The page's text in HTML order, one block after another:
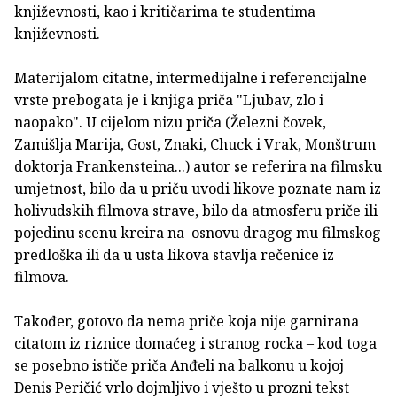
književnosti, kao i kritičarima te studentima
književnosti.
Materijalom citatne, intermedijalne i referencijalne
vrste prebogata je i knjiga priča "Ljubav, zlo i
naopako". U cijelom nizu priča (Železni čovek,
Zamišlja Marija, Gost, Znaki, Chuck i Vrak, Monštrum
doktorja Frankensteina...) autor se referira na filmsku
umjetnost, bilo da u priču uvodi likove poznate nam iz
holivudskih filmova strave, bilo da atmosferu priče ili
pojedinu scenu kreira na osnovu dragog mu filmskog
predloška ili da u usta likova stavlja rečenice iz
filmova.
Također, gotovo da nema priče koja nije garnirana
citatom iz riznice domaćeg i stranog rocka – kod toga
se posebno ističe priča Anđeli na balkonu u kojoj
Denis Peričić vrlo dojmljivo i vješto u prozni tekst